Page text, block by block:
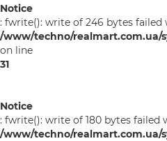
Notice
: fwrite(): write of 246 bytes
/www/techno/realmart.com.ua/
on line
31
Notice
: fwrite(): write of 180 bytes failed
/www/techno/realmart.com.ua/